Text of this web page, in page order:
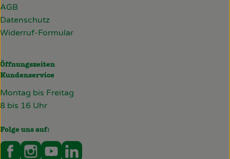
AGB
Datenschutz
Widerruf-Formular
Öffnungszeiten
Kundenservice
Montag bis Freitag
8 bis 16 Uhr
Folge uns auf:
Externer Link zu https://www.facebook.com/
Externer Link zu https://www.instagram.com/
Externer Link zu https://
Externer Link zu https://